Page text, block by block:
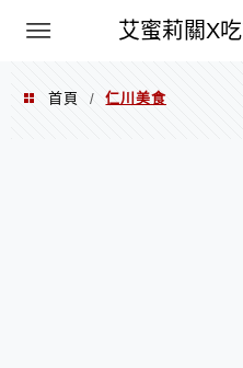
艾蜜莉關X
PXN
首頁 / 仁川美食